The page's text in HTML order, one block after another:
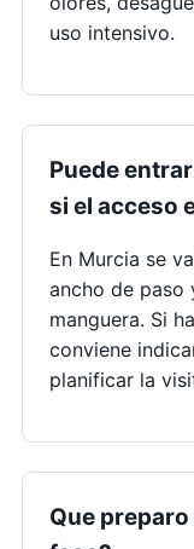
uso intensivo.
Puede
si el acceso
En Murcia se
ancho de paso
manguera. Si
conviene
planificar la
Que